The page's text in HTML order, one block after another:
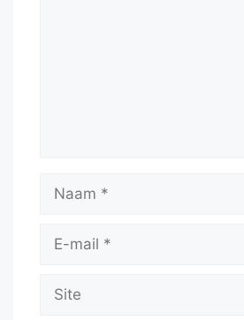
Naam
Site